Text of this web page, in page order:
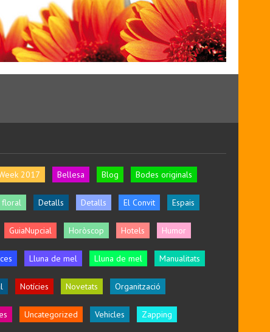
2017 Bellesa Blog Bodes originals
floral Detalls Detalls El Convit Espais
GuiaNupcial Horòscop Hotels Humor
Lluna de mel Lluna de mel Manualitats
Notícies Novetats Organització
Uncategorized Vehicles Zapping